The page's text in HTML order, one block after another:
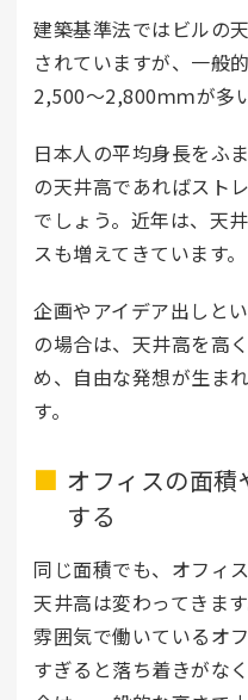
建築基準法ではビルの
されていますが、一般
2,500～2,800ｍｍが多
日本人の平均身長をふ
の天井高であればスト
でしょう。近年は、天
スも増えてきています。
企画やアイデア出しと
の場合は、天井高を高
め、自由な発想が生ま
す。
オフィスの面積
する
同じ面積でも、オフィ
天井高は変わってきま
雰囲気で働いているオ
すぎると落ち着きがな